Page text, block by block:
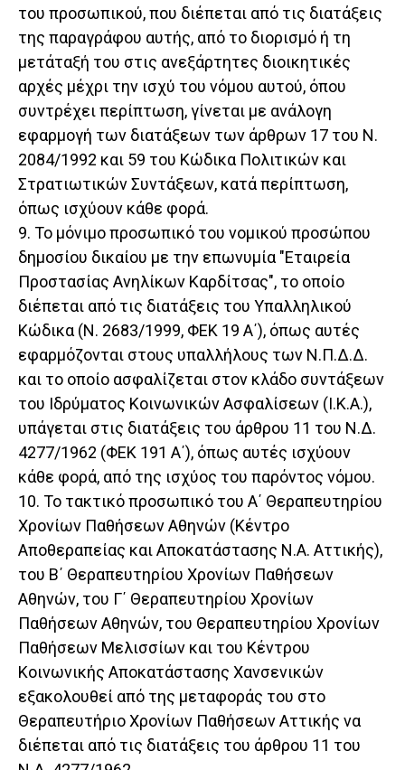
του προσωπικού, που διέπεται από τις διατάξεις
της παραγράφου αυτής, από το διορισμό ή τη
μετάταξή του στις ανεξάρτητες διοικητικές
αρχές μέχρι την ισχύ του νόμου αυτού, όπου
συντρέχει περίπτωση, γίνεται με ανάλογη
εφαρμογή των διατάξεων των άρθρων 17 του Ν.
2084/1992 και 59 του Κώδικα Πολιτικών και
Στρατιωτικών Συντάξεων, κατά περίπτωση,
όπως ισχύουν κάθε φορά.
9. Το μόνιμο προσωπικό του νομικού προσώπου
δημοσίου δικαίου με την επωνυμία "Εταιρεία
Προστασίας Ανηλίκων Καρδίτσας", το οποίο
διέπεται από τις διατάξεις του Υπαλληλικού
Κώδικα (Ν. 2683/1999, ΦΕΚ 19 Α΄), όπως αυτές
εφαρμόζονται στους υπαλλήλους των Ν.Π.Δ.Δ.
και το οποίο ασφαλίζεται στον κλάδο συντάξεων
του Ιδρύματος Κοινωνικών Ασφαλίσεων (Ι.Κ.Α.),
υπάγεται στις διατάξεις του άρθρου 11 του Ν.Δ.
4277/1962 (ΦΕΚ 191 Α΄), όπως αυτές ισχύουν
κάθε φορά, από της ισχύος του παρόντος νόμου.
10. Το τακτικό προσωπικό του Α΄ Θεραπευτηρίου
Χρονίων Παθήσεων Αθηνών (Κέντρο
Αποθεραπείας και Αποκατάστασης Ν.Α. Αττικής),
του Β΄ Θεραπευτηρίου Χρονίων Παθήσεων
Αθηνών, του Γ΄ Θεραπευτηρίου Χρονίων
Παθήσεων Αθηνών, του Θεραπευτηρίου Χρονίων
Παθήσεων Μελισσίων και του Κέντρου
Κοινωνικής Αποκατάστασης Χανσενικών
εξακολουθεί από της μεταφοράς του στο
Θεραπευτήριο Χρονίων Παθήσεων Αττικής να
διέπεται από τις διατάξεις του άρθρου 11 του